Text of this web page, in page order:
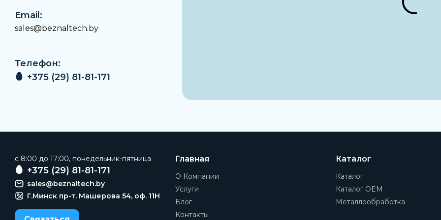
Email:
sales@beznaltech.by
Телефон:
+375 (29) 81-81-171
c 8:00 до 17:00, понедельник-пятница
+375 (29) 81-81-171
sales@beznaltech.by
Г.Минск пр-т. Машерова 54, оф. 11H
Главная
О Компании
Услуги
Блог
Контакты
Каталог
Каталог
Каталог OEM
Металлообработка